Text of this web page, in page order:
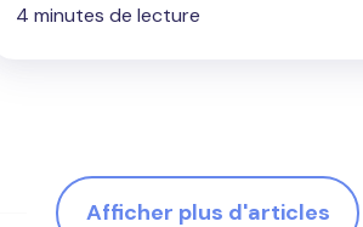
4 minutes de lecture
Afficher plus d'articles